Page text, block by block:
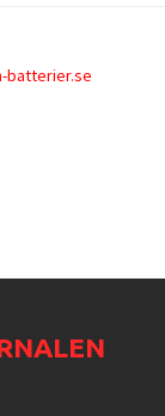
batterier.se